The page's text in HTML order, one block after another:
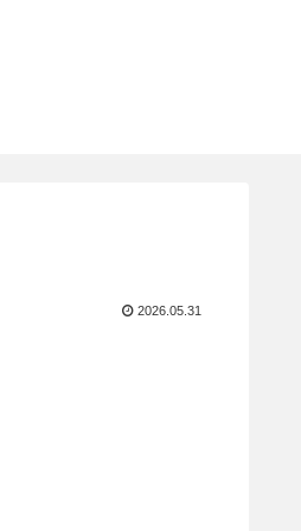
2026.05.31